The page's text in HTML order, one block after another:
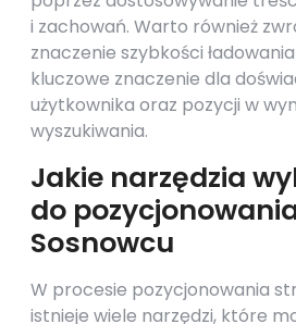
i zachowań. Warto również
znaczenie szybkości
kluczowe znaczenie dla
użytkownika oraz pozycji w
wyszukiwania.
Jakie narzędzia
do
Sosnowcu
W procesie pozycjonowania
istnieje wiele narzędzi, które